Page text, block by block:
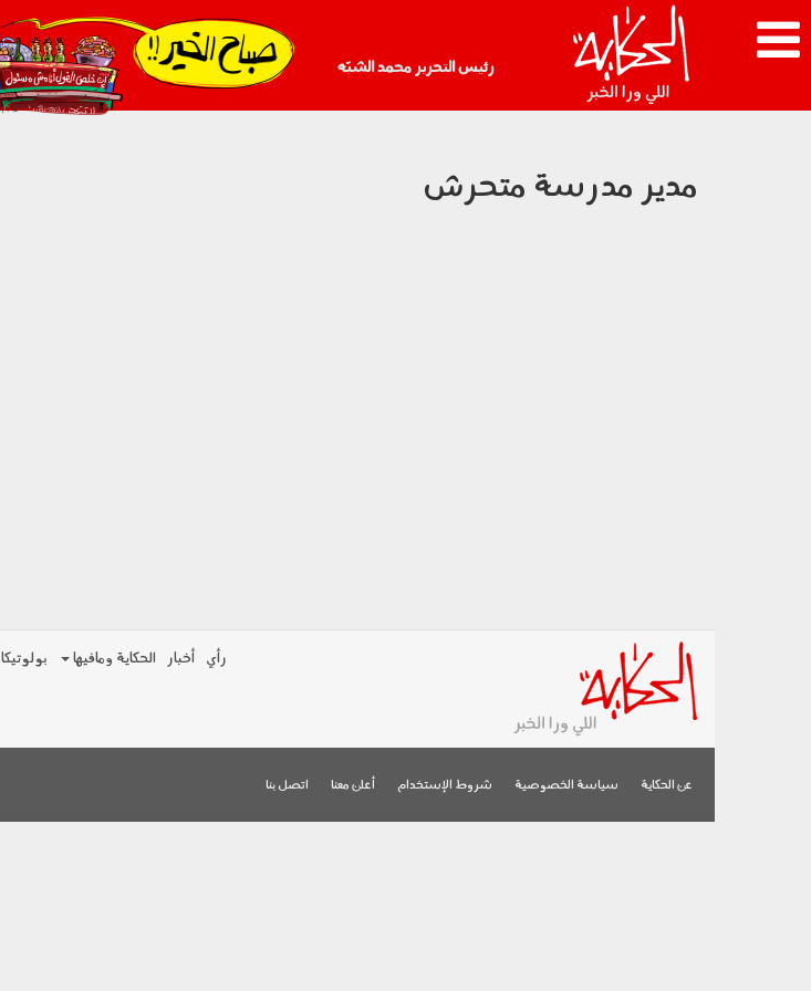
رئيس التحرير محمد الشبّه
مدير مدرسة متحرش
رأي أخبار الحكاية ومافيها بولوتيكا
عن الحكاية سياسة الخصوصية شروط الإستخدام أعلن معنا اتصل بنا